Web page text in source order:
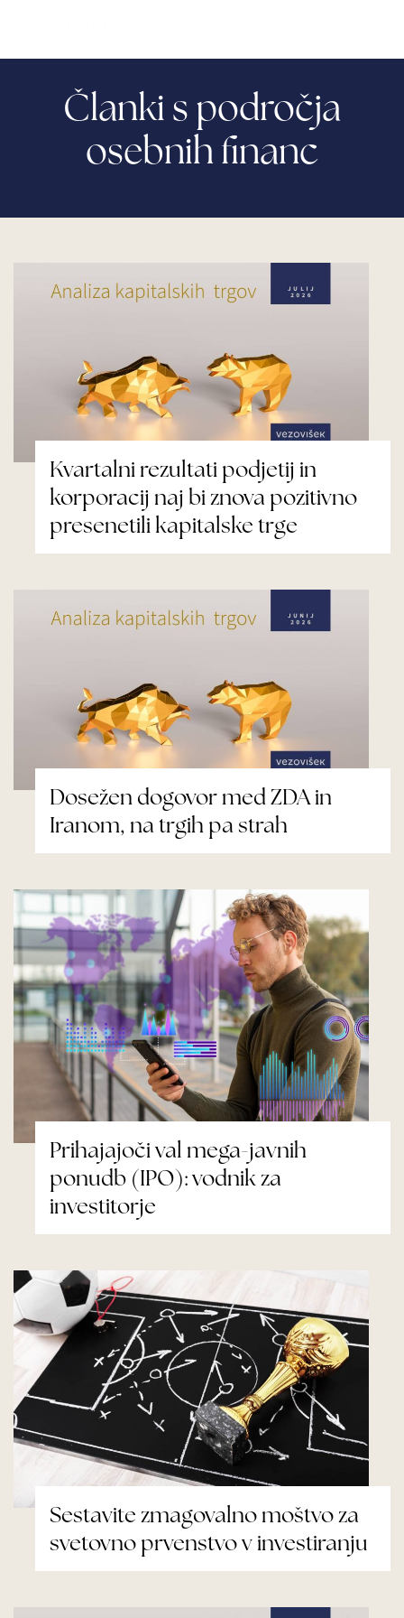
Članki s področja
osebnih financ
Kvartalni rezultati podjetij in
korporacij naj bi znova pozitivno
presenetili kapitalske trge
Dosežen dogovor med ZDA in
Iranom, na trgih pa strah
Prihajajoči val mega-javnih
ponudb (IPO): vodnik za
investitorje
Sestavite zmagovalno moštvo za
svetovno prvenstvo v investiranju